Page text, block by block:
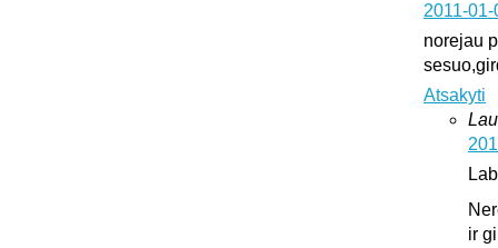
2011-
norejau
Atsakyti
ir